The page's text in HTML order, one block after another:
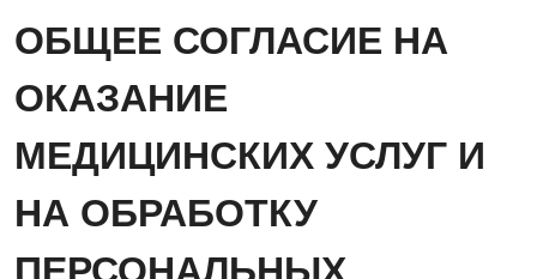
ОБЩЕЕ СОГЛАСИЕ НА
ОКАЗАНИЕ
МЕДИЦИНСКИХ УСЛУГ И
НА ОБРАБОТКУ